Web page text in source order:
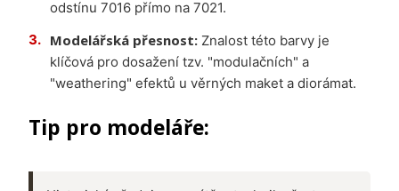
odstínu 7016 přímo na 7021.
Modelářská přesnost: Znalost této barvy je
klíčová pro dosažení tzv. "modulačních" a
"weathering" efektů u věrných maket a diorámat.
Tip pro modeláře: